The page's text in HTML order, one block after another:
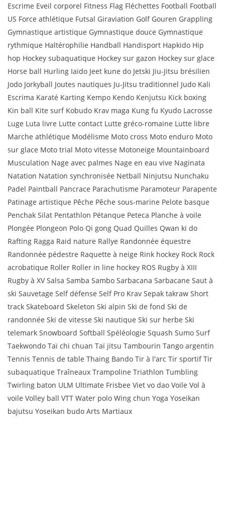
Escrime Eveil corporel Fitness Flag Fléchettes Football Football
US Force athlétique Futsal Giraviation Golf Gouren Grappling
Gymnastique artistique Gymnastique douce Gymnastique
rythmique Haltérophilie Handball Handisport Hapkido Hip
hop Hockey subaquatique Hockey sur gazon Hockey sur glace
Horse ball Hurling Iaïdo Jeet kune do Jetski Jiu-Jitsu brésilien
Jodo Jorkyball Joutes nautiques Ju-Jitsu traditionnel Judo Kali
Escrima Karaté Karting Kempo Kendo Kenjutsu Kick boxing
Kin ball Kite surf Kobudo Krav maga Kung fu Kyudo Lacrosse
Luge Luta livre Lutte contact Lutte gréco-romaine Lutte libre
Marche athlétique Modélisme Moto cross Moto enduro Moto
sur glace Moto trial Moto vitesse Motoneige Mountainboard
Musculation Nage avec palmes Nage en eau vive Naginata
Natation Natation synchronisée Netball Ninjutsu Nunchaku
Padel Paintball Pancrace Parachutisme Paramoteur Parapente
Patinage artistique Pêche Pêche sous-marine Pelote basque
Penchak Silat Pentathlon Pétanque Peteca Planche à voile
Plongée Plongeon Polo Qi gong Quad Quilles Qwan ki do
Rafting Ragga Raid nature Rallye Randonnée équestre
Randonnée pédestre Raquette à neige Rink hockey Rock Rock
acrobatique Roller Roller in line hockey ROS Rugby à XIII
Rugby à XV Salsa Samba Sambo Sarbacana Sarbacane Saut à
ski Sauvetage Self défense Self Pro Krav Sepak takraw Short
track Skateboard Skeleton Ski alpin Ski de fond Ski de
randonnée Ski de vitesse Ski nautique Ski sur herbe Ski
telemark Snowboard Softball Spéléologie Squash Sumo Surf
Taekwondo Taï chi chuan Taï jitsu Tambourin Tango argentin
Tennis Tennis de table Thaing Bando Tir à l'arc Tir sportif Tir
subaquatique Traîneaux Trampoline Triathlon Tumbling
Twirling baton ULM Ultimate Frisbee Viet vo dao Voile Vol à
voile Volley ball VTT Water polo Wing chun Yoga Yoseikan
bajutsu Yoseikan budo Arts Martiaux